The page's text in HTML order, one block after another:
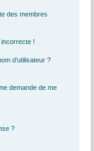
des membres
incorrecte !
d’utilisateur ?
demande de me
?